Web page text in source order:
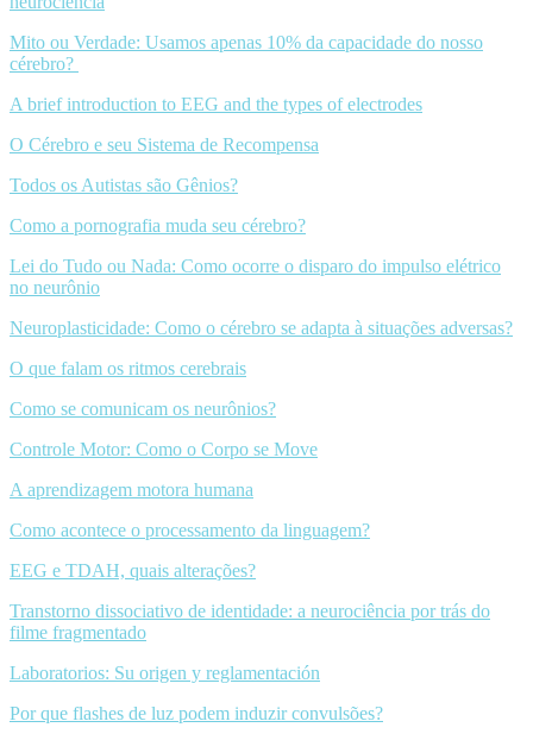
Mito ou Verdade: Usamos apenas 10% da capacidade do nosso
cérebro?
A brief introduction to EEG and the types of electrodes
O Cérebro e seu Sistema de Recompensa
Todos os Autistas são Gênios?
Como a pornografia muda seu cérebro?
Lei do Tudo ou Nada: Como ocorre o disparo do impulso elétrico
no neurônio
Neuroplasticidade: Como o cérebro se adapta à situações adversas?
O que falam os ritmos cerebrais
Como se comunicam os neurônios?
Controle Motor: Como o Corpo se Move
A aprendizagem motora humana
Como acontece o processamento da linguagem?
EEG e TDAH, quais alterações?
Transtorno dissociativo de identidade: a neurociência por trás do
filme fragmentado
Laboratorios: Su origen y reglamentación
Por que flashes de luz podem induzir convulsões?